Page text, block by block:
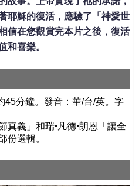
耶穌的復活，應驗了「神愛世
信在您觀賞完本片之後，復活
和喜樂。
分鐘。發音：華/台/英。 字
義」和瑞•凡德•朗恩「讓全
選輯。